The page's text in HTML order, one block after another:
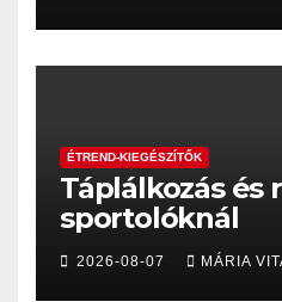
ÉTREND-KIEGÉSZÍTŐK
Táplálkozás és
sportolóknál
2026-08-07 MÁRIA